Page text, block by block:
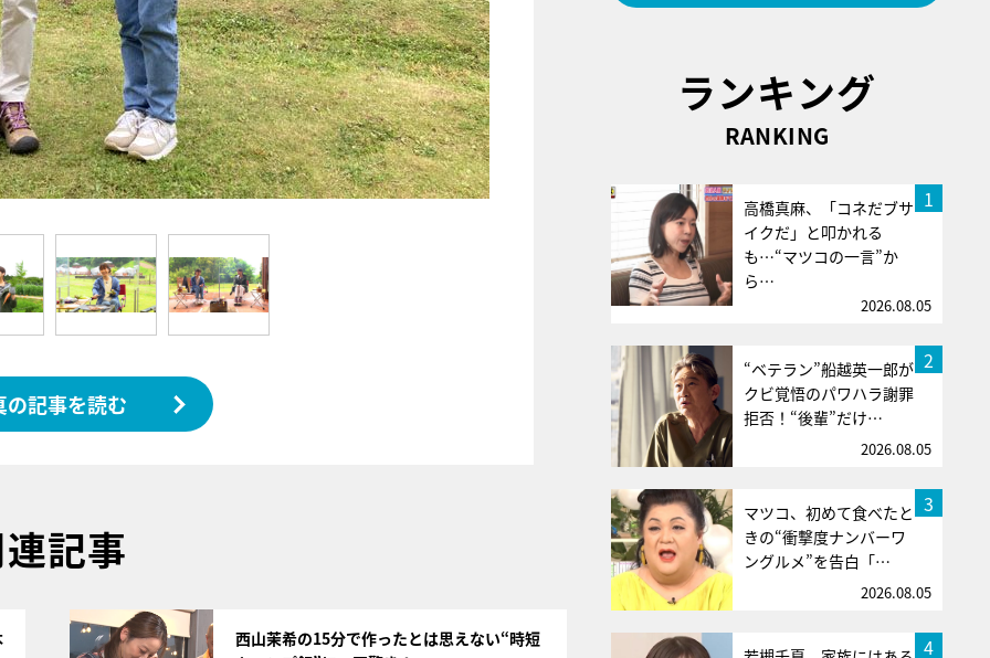
の記事を読む
記事
西山茉希の15分で作ったとは思えない“時短
ランキング
RANKING
1
高橋真麻、「コネだブサ
イクだ」と叩かれる
も…“マツコの一言”か
ら…
2026.08.05
2
“ベテラン”船越英一郎が
クビ覚悟のパワハラ謝罪
拒否！“後輩”だけ…
2026.08.05
3
マツコ、初めて食べたと
きの“衝撃度ナンバーワ
ングルメ”を告白「…
2026.08.05
4